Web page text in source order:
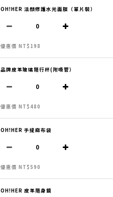
OH!HER 活顏修護水光面膜（單片裝）
優惠價 NT$198
品牌皮革玻璃隨行杯(附吸管）
優惠價 NT$480
OH!HER 手提麻布袋
優惠價 NT$590
OH!HER 皮革隨身鏡